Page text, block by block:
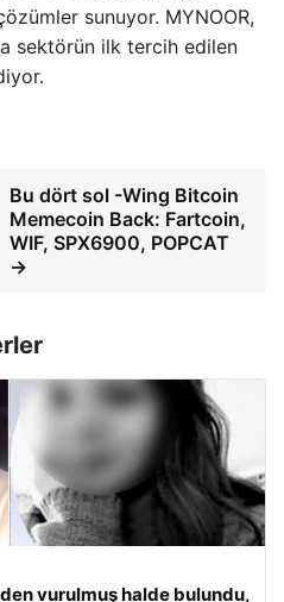
sunuyor. MYNOOR,
sektörün ilk tercih edilen
Bu dört sol -Wing Bitcoin
Memecoin Back: Fartcoin,
WIF, SPX6900, POPCAT
→
vurulmuş halde bulundu,